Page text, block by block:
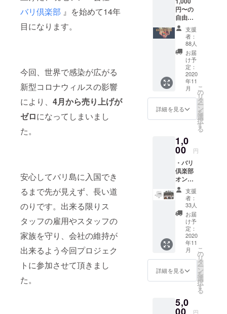
バリ倶楽部 』を始めて14年
目になります。
今回、世界で感染が広がる
新型コロナウィルスの影響
により、 4月から売り上げが
ゼロになってしまいまし
た。
安心してバリ島に入国でき
るまで先が見えず、長い道
のりです。出来る限りス
タッフの雇用やスタッフの
家族を守り、会社の維持が
出来るよう今回プロジェク
トに参加させて頂きまし
た。
島・ペニダ
島・ギリ島
までご案内
させて頂い
ておりま
円〜の
自由金
額支援
です。
バリ島
から心
を込め
てサン
クスレ
ターを
送らせ
ていた
だきま
す。
支援
者：
88人
お届
け予
定：
2020
年11
月
詳細を見る
こ
の
リ
タ
ー
ン
を
選
択
す
る
1,0
00 円
・バリ
倶楽部
オンラ
インツ
アー1回
券とな
りま
す。
（通常
$20）
・有効
期限は
発行よ
り６か
月とな
りま
オンラ
インツ
支援
者：
33人
お届
け予
定：
2020
年11
月
詳細を見る
こ
の
リ
タ
ー
ン
を
選
択
す
る
5,0
円